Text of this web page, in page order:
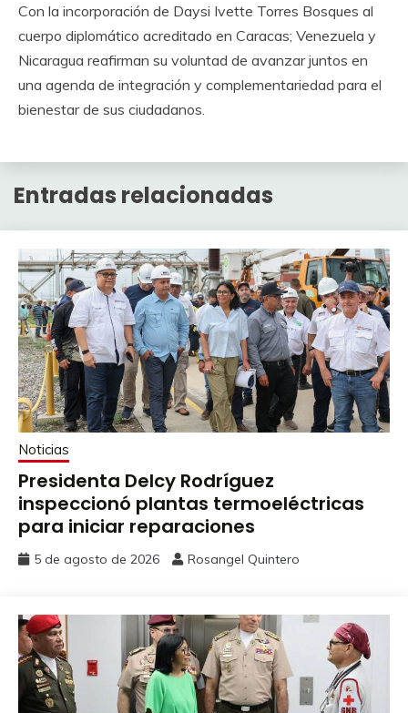
Con la incorporación de Daysi Ivette Torres Bosques al
cuerpo diplomático acreditado en Caracas; Venezuela y
Nicaragua reafirman su voluntad de avanzar juntos en
una agenda de integración y complementariedad para el
bienestar de sus ciudadanos.
Entradas relacionadas
Noticias
Presidenta Delcy Rodríguez
inspeccionó plantas termoeléctricas
para iniciar reparaciones
5 de agosto de 2026 Rosangel Quintero